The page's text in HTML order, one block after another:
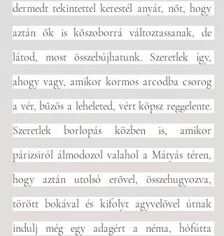
dermedt tekintettel kerestél anyát, nőt, hogy
aztán ők is kőszoborrá változtassanak, de
látod, most összebújhatunk. Szeretlek így,
ahogy vagy, amikor kormos arcodba csorog
a vér, bűzös a leheleted, vért köpsz reggelente.
Szeretlek borlopás közben is, amikor
párizsiról álmodozol valahol a Mátyás téren,
hogy aztán utolsó erővel, összehugyozva,
törött bokával és kifolyt agyvelővel útnak
indulj még egy adagért a néma, hófútta